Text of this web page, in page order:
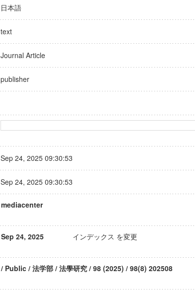
日本語
text
Journal Article
publisher
Sep 24, 2025 09:30:53
Sep 24, 2025 09:30:53
mediacenter
Sep 24, 2025 インデックス を変更
/ Public / 法学部 / 法學研究 / 98 (2025) / 98(8) 202508